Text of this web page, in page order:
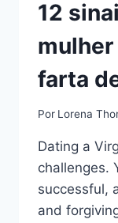
12
farta
Por Lorena
Dating a
challenges.
successful,
and